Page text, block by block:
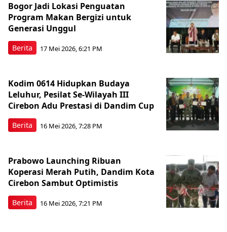
Berita
Bogor Jadi Lokasi Penguatan
Program Makan Bergizi untuk
Generasi Unggul
17 Mei 2026, 6:21 PM
Berita
Kodim 0614 Hidupkan Budaya
Leluhur, Pesilat Se-Wilayah III
Cirebon Adu Prestasi di Dandim Cup
16 Mei 2026, 7:28 PM
Berita
Prabowo Launching Ribuan
Koperasi Merah Putih, Dandim Kota
Cirebon Sambut Optimistis
16 Mei 2026, 7:21 PM